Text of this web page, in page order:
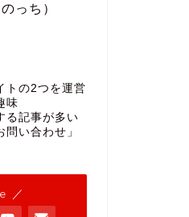
っち）
トの2つを運営
味
る記事が多い
い合わせ」
／